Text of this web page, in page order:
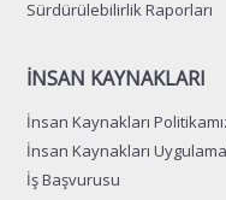
Sürdürülebilirlik Raporları
İNSAN KAYNAKLARI
İnsan Kaynakları
İnsan Kaynakları
İş Başvurusu